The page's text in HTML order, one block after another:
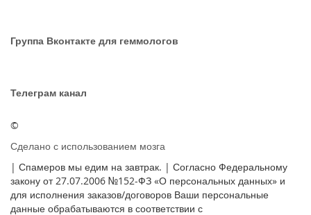
Группа Вконтакте для геммологов
Телеграм канал
©
Сделано с использованием мозга
| Спамеров мы едим на завтрак. | Согласно Федеральному
закону от 27.07.2006 №152-ФЗ «О персональных данных» и
для исполнения заказов/договоров Ваши персональные
данные обрабатываются в соответствии с